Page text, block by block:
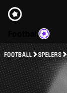
FOOTBALL SPELERS